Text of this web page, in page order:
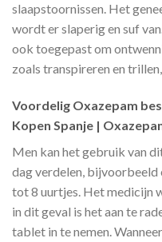
slaapstoornissen. Het
wordt er slaperig en suf
ook toegepast om
zoals transpireren en
Voordelig Oxazepam
Kopen Spanje |
Men kan het gebruik van
dag verdelen, bijvoorbeeld
tot 8 uurtjes. Het medicijn
in dit geval is het aan te
tablet in te nemen.